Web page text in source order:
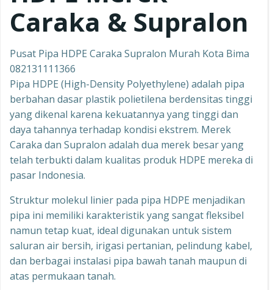
Caraka & Supralon
Pusat Pipa HDPE Caraka Supralon Murah Kota Bima
082131111366
Pipa HDPE (High-Density Polyethylene) adalah pipa
berbahan dasar plastik polietilena berdensitas tinggi
yang dikenal karena kekuatannya yang tinggi dan
daya tahannya terhadap kondisi ekstrem. Merek
Caraka dan Supralon adalah dua merek besar yang
telah terbukti dalam kualitas produk HDPE mereka di
pasar Indonesia.
Struktur molekul linier pada pipa HDPE menjadikan
pipa ini memiliki karakteristik yang sangat fleksibel
namun tetap kuat, ideal digunakan untuk sistem
saluran air bersih, irigasi pertanian, pelindung kabel,
dan berbagai instalasi pipa bawah tanah maupun di
atas permukaan tanah.